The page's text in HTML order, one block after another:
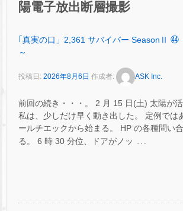
陽電子放出断層撮影
｢真実の口」2,361 サバイバー SeasonⅡ ㊹
～
投稿日: 2026年8月6日 作成者: ASK Inc.
前回の続き・・・。 2 月 15 日(土) 太陽が活
私は、少しだけ早く動き出した。 定例では
ールチエックから始まる。 HP の各種問い
る。 6 時 30 分位、ドアがノッ …